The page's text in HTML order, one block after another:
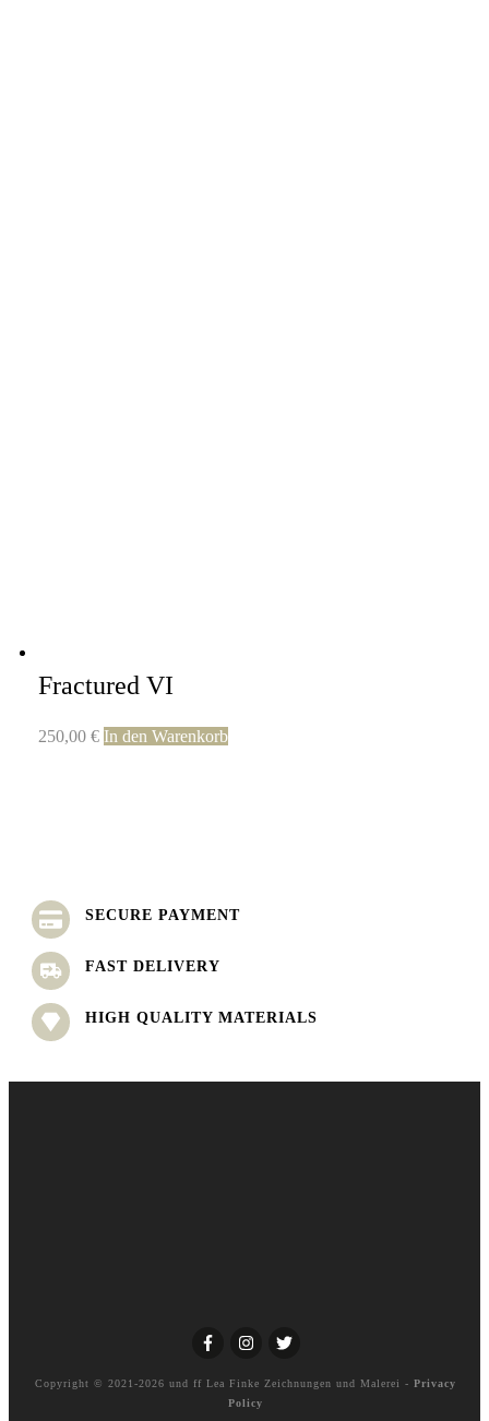
Fractured VI
250,00 € In den Warenkorb
SECURE PAYMENT
FAST DELIVERY
HIGH QUALITY MATERIALS
Copyright © 2021-2026 und ff Lea Finke Zeichnungen und Malerei - Privacy
Policy